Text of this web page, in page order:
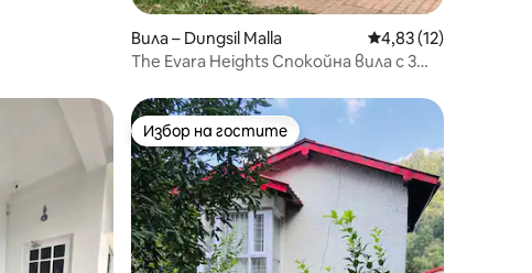
Вила – Dungsil Malla Средна оценка:
4,83 (12)
The Evara Heights Спокойна вила с 3
Избор на гостите
Избор на гостите